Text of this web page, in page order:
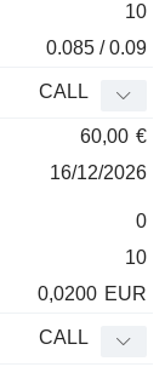
10
0.085 / 0.09
CALL
60,00 €
16/12/2026
0
10
0,0200 EUR
CALL